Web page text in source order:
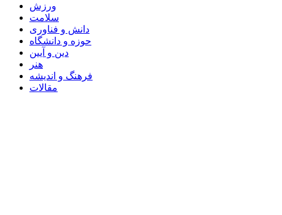
ورزش
سلامت
دانش و فناوری
حوزه و دانشگاه
دین و آیین
هنر
فرهنگ و اندیشه
مقالات